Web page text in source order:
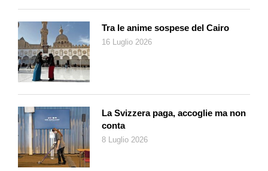
Tra le anime sospese del Cairo
16 Luglio 2026
La Svizzera paga, accoglie ma non
conta
8 Luglio 2026